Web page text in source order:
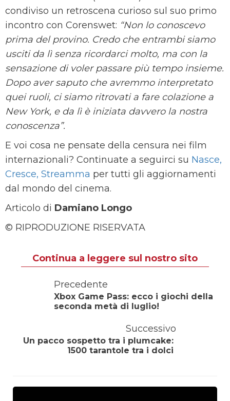
condiviso un retroscena curioso sul suo primo
incontro con Corenswet: “Non lo conoscevo
prima del provino. Credo che entrambi siamo
usciti da lì senza ricordarci molto, ma con la
sensazione di voler passare più tempo insieme.
Dopo aver saputo che avremmo interpretato
quei ruoli, ci siamo ritrovati a fare colazione a
New York, e da lì è iniziata davvero la nostra
conoscenza”.
E voi cosa ne pensate della censura nei film
internazionali? Continuate a seguirci su Nasce,
Cresce, Streamma per tutti gli aggiornamenti
dal mondo del cinema.
Articolo di Damiano Longo
© RIPRODUZIONE RISERVATA
Continua a leggere sul nostro sito
Precedente
Xbox Game Pass: ecco i giochi della
seconda metà di luglio!
Successivo
Un pacco sospetto tra i plumcake:
1500 tarantole tra i dolci